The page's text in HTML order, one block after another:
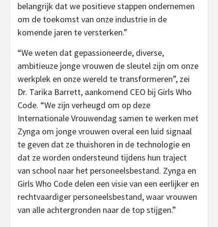
belangrijk dat we positieve stappen ondernemen
om de toekomst van onze industrie in de
komende jaren te versterken.”
“We weten dat gepassioneerde, diverse,
ambitieuze jonge vrouwen de sleutel zijn om onze
werkplek en onze wereld te transformeren”, zei
Dr. Tarika Barrett, aankomend CEO bij Girls Who
Code. “We zijn verheugd om op deze
Internationale Vrouwendag samen te werken met
Zynga om jonge vrouwen overal een luid signaal
te geven dat ze thuishoren in de technologie en
dat ze worden ondersteund tijdens hun traject
van school naar het personeelsbestand. Zynga en
Girls Who Code delen een visie van een eerlijker en
rechtvaardiger personeelsbestand, waar vrouwen
van alle achtergronden naar de top stijgen.”